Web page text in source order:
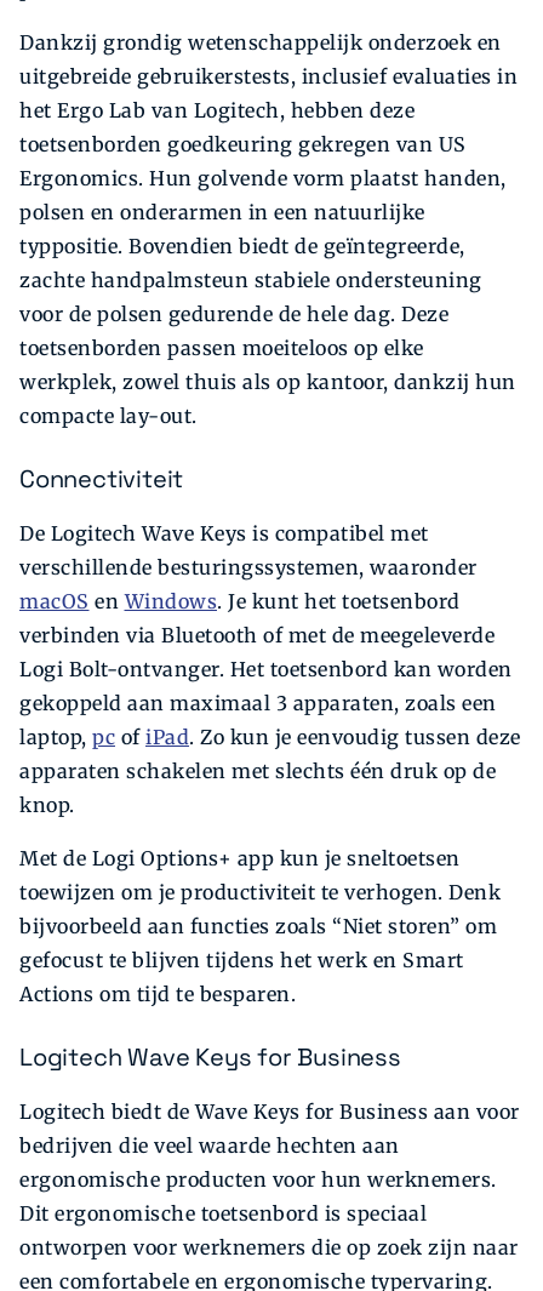
Dankzij grondig wetenschappelijk onderzoek en
uitgebreide gebruikerstests, inclusief evaluaties in
het Ergo Lab van Logitech, hebben deze
toetsenborden goedkeuring gekregen van US
Ergonomics. Hun golvende vorm plaatst handen,
polsen en onderarmen in een natuurlijke
typpositie. Bovendien biedt de geïntegreerde,
zachte handpalmsteun stabiele ondersteuning
voor de polsen gedurende de hele dag. Deze
toetsenborden passen moeiteloos op elke
werkplek, zowel thuis als op kantoor, dankzij hun
compacte lay-out.
Connectiviteit
De Logitech Wave Keys is compatibel met
verschillende besturingssystemen, waaronder
macOS enWindows. Je kunt het toetsenbord
verbinden via Bluetooth of met de meegeleverde
Logi Bolt-ontvanger. Het toetsenbord kan worden
gekoppeld aan maximaal 3 apparaten, zoals een
laptop, pc of iPad. Zo kun je eenvoudig tussen deze
apparaten schakelen met slechts één druk op de
knop.
Met de Logi Options+ app kun je sneltoetsen
toewijzen om je productiviteit te verhogen. Denk
bijvoorbeeld aan functies zoals “Niet storen” om
gefocust te blijven tijdens het werk en Smart
Actions om tijd te besparen.
Logitech Wave Keys for Business
Logitech biedt de Wave Keys for Business aan voor
bedrijven die veel waarde hechten aan
ergonomische producten voor hun werknemers.
Dit ergonomische toetsenbord is speciaal
ontworpen voor werknemers die op zoek zijn naar
een comfortabele en ergonomische typervaring.